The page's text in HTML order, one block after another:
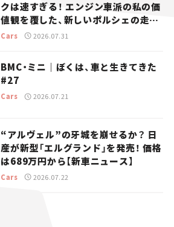
クは速すぎる！ エンジン車派の私の価
値観を覆した、新しいポルシェの走
り。
Cars 2026.07.31
BMC・ミニ｜ぼくは、車と生きてきた
#27
Cars 2026.07.21
“アルヴェル”の牙城を崩せるか？ 日
産が新型「エルグランド」を発売！ 価格
は689万円から【新車ニュース】
Cars 2026.07.22